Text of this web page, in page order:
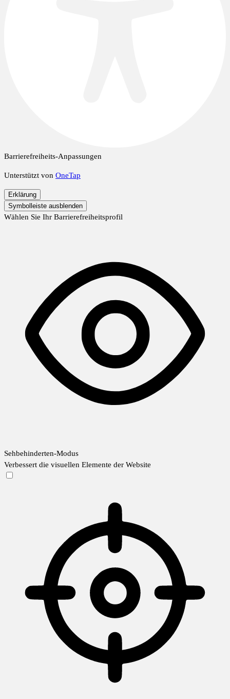
Barrierefreiheits-Anpassungen
Unterstützt von OneTap
Erklärung
Symbolleiste ausblenden
Wählen Sie Ihr Barrierefreiheitsprofil
Sehbehinderten-Modus
Verbessert die visuellen Elemente der Website